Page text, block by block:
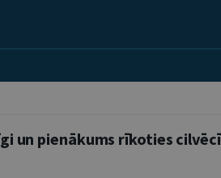
un pienākums rīkoties